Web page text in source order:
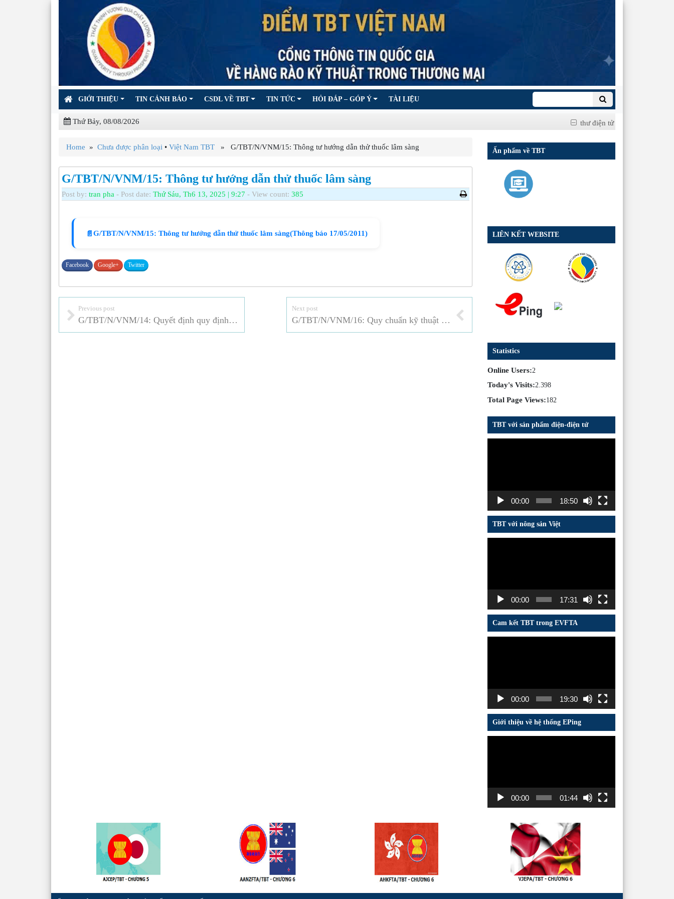
GIỚI THIỆU TIN CẢNH BÁO CSDL VỀ TBT TIN TỨC HỎI ĐÁP – GÓP Ý TÀI LIỆU
Thứ Bảy, 08/08/2026 thư điện tử
Home » Chưa được phân loại • Việt Nam TBT » G/TBT/N/VNM/15: Thông tư hướng dẫn thử thuốc lâm sàng
G/TBT/N/VNM/15: Thông tư hướng dẫn thử thuốc lâm sàng
Post by: tran pha - Post date: Thứ Sáu, Th6 13, 2025 | 9:27 - View count: 385
📄 G/TBT/N/VNM/15: Thông tư hướng dẫn thử thuốc lâm sàng(Thông báo 17/05/2011)
Facebook Google+ Twitter
Previous post
G/TBT/N/VNM/14: Quyết định quy định về việc thu hồi sản phẩm thải bỏ
Next post
G/TBT/N/VNM/16: Quy chuẩn kỹ thuật quốc gia về thép làm cốt bê tông
Ấn phẩm về TBT
LIÊN KẾT WEBSITE
Statistics
Online Users:2
Today's Visits:2.398
Total Page Views:182
TBT với sản phẩm điện-điện tử
00:00 18:50
TBT với nông sản Việt
00:00 17:31
Cam kết TBT trong EVFTA
00:00 19:30
Giới thiệu về hệ thống EPing
00:00 01:44